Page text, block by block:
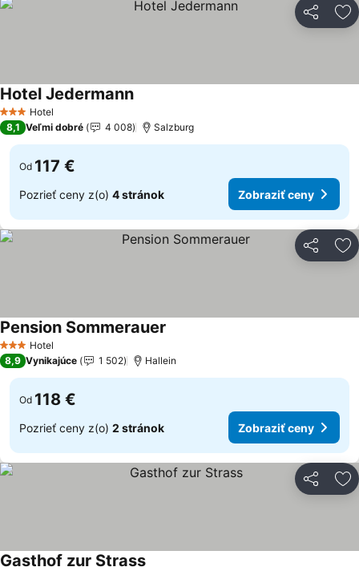
Zdieľať
3 Počet hviezdičiek
Hotel
Hotel Jedermann
8,1 Veľmi dobré 4 008 Salzburg
Od 117 €
Pozrieť ceny z(o) 4 stránok Zobraziť ceny
Zdieľať
3 Počet hviezdičiek
Hotel
Pension Sommerauer
8,9 Vynikajúce 1 502 Hallein
Od 118 €
Pozrieť ceny z(o) 2 stránok Zobraziť ceny
Zdieľať
Gasthof zur Strass